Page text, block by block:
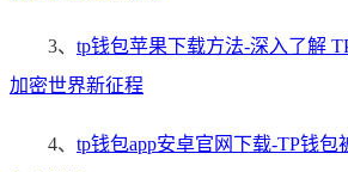
3、 tp钱包苹果下载方法-深入了解
加密世界新征程
4、 tp钱包app安卓官网下载-TP钱包